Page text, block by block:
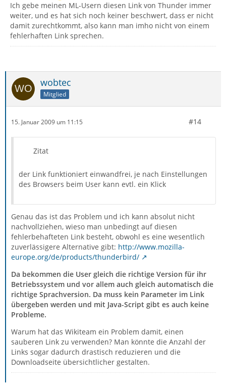
Ich gebe meinen ML-Usern diesen Link von Thunder immer
weiter, und es hat sich noch keiner beschwert, dass er nicht
damit zurechtkommt, also kann man imho nicht von einem
fehlerhaften Link sprechen.
wobtec
Mitglied
15. Januar 2009 um 11:15 #14
Zitat
der Link funktioniert einwandfrei, je nach Einstellungen
des Browsers beim User kann evtl. ein Klick
Genau das ist das Problem und ich kann absolut nicht
nachvollziehen, wieso man unbedingt auf diesen
fehlerbehafteten Link besteht, obwohl es eine wesentlich
zuverlässigere Alternative gibt: http://www.mozilla-
europe.org/de/products/thunderbird/
Da bekommen die User gleich die richtige Version für ihr
Betriebssystem und vor allem auch gleich automatisch die
richtige Sprachversion. Da muss kein Parameter im Link
übergeben werden und mit Java-Script gibt es auch keine
Probleme.
Warum hat das Wikiteam ein Problem damit, einen
sauberen Link zu verwenden? Man könnte die Anzahl der
Links sogar dadurch drastisch reduzieren und die
Downloadseite übersichtlicher gestalten.